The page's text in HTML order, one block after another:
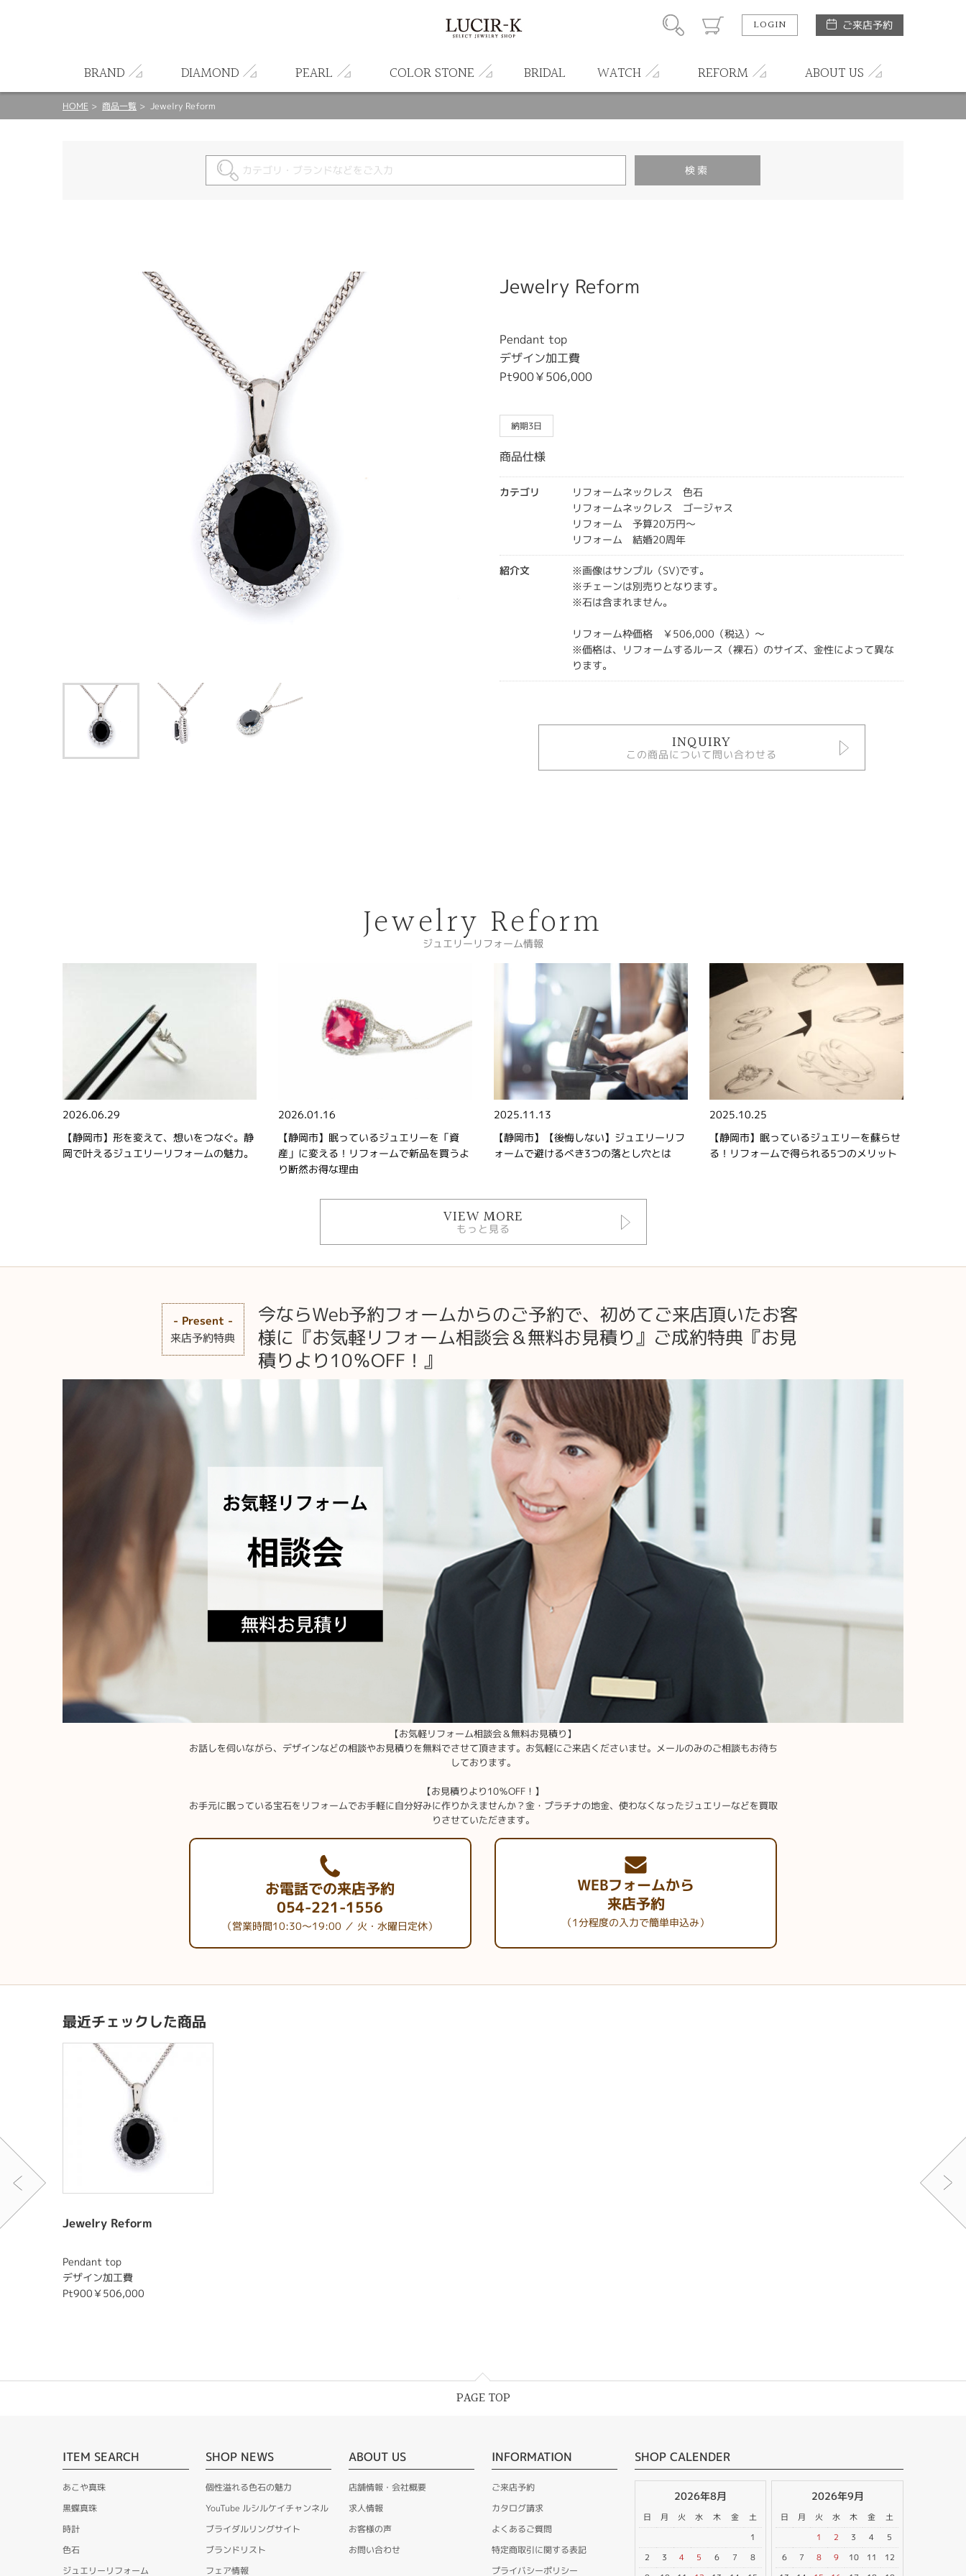
LOGIN ご来店予約
BRAND DIAMOND PEARL COLOR STONE BRIDAL WATCH REFORM ABOUT US
HOME 商品一覧 Jewelry Reform
Jewelry Reform
Pendant top
デザイン加工費
Pt900￥506,000
納期3日
商品仕様
カテゴリ
リフォームネックレス 色石
リフォームネックレス ゴージャス
リフォーム 予算20万円～
リフォーム 結婚20周年
紹介文
※画像はサンプル（SV)です。
※チェーンは別売りとなります。
※石は含まれません。
リフォーム枠価格 ￥506,000（税込）～
※価格は、リフォームするルース（裸石）のサイズ、金性によって異な
ります。
INQUIRY
この商品について問い合わせる
Jewelry Reform
ジュエリーリフォーム情報
2026.06.29
【静岡市】形を変えて、想いをつなぐ。静
岡で叶えるジュエリーリフォームの魅力。
2026.01.16
【静岡市】眠っているジュエリーを「資
産」に変える！リフォームで新品を買うよ
り断然お得な理由
2025.11.13
【静岡市】【後悔しない】ジュエリーリフ
ォームで避けるべき3つの落とし穴とは
2025.10.25
【静岡市】眠っているジュエリーを蘇らせ
る！リフォームで得られる5つのメリット
VIEW MORE
もっと見る
- Present -
来店予約特典
今ならWeb予約フォームからのご予約で、初めてご来店頂いたお客
様に『お気軽リフォーム相談会＆無料お見積り』ご成約特典『お見
積りより10％OFF！』
【お気軽リフォーム相談会＆無料お見積り】
お話しを伺いながら、デザインなどの相談やお見積りを無料でさせて頂きます。お気軽にご来店くださいませ。メールのみのご相談もお待ち
しております。
【お見積りより10％OFF！】
お手元に眠っている宝石をリフォームでお手軽に自分好みに作りかえませんか？金・プラチナの地金、使わなくなったジュエリーなどを買取
りさせていただきます。
お電話での来店予約
054-221-1556
（営業時間10:30～19:00 ／ 火・水曜日定休）
WEBフォームから
来店予約
（1分程度の入力で簡単申込み）
最近チェックした商品
Jewelry Reform
Pendant top
デザイン加工費
Pt900￥506,000
PAGE TOP
ITEM SEARCH
あこや真珠
黒蝶真珠
時計
色石
ジュエリーリフォーム
SHOP NEWS
個性溢れる色石の魅力
YouTube ルシルケイチャンネル
ブライダルリングサイト
ブランドリスト
フェア情報
ABOUT US
店舗情報・会社概要
求人情報
お客様の声
お問い合わせ
INFORMATION
ご来店予約
カタログ請求
よくあるご質問
特定商取引に関する表記
プライバシーポリシー
SHOP CALENDER
2026年8月
日 月 火 水 木 金
土
1
2
3 4 5 6 7
8
2026年9月
日 月 火 水 木 金
土
1
2 3 4
5
6
7 8 9 10 11
12